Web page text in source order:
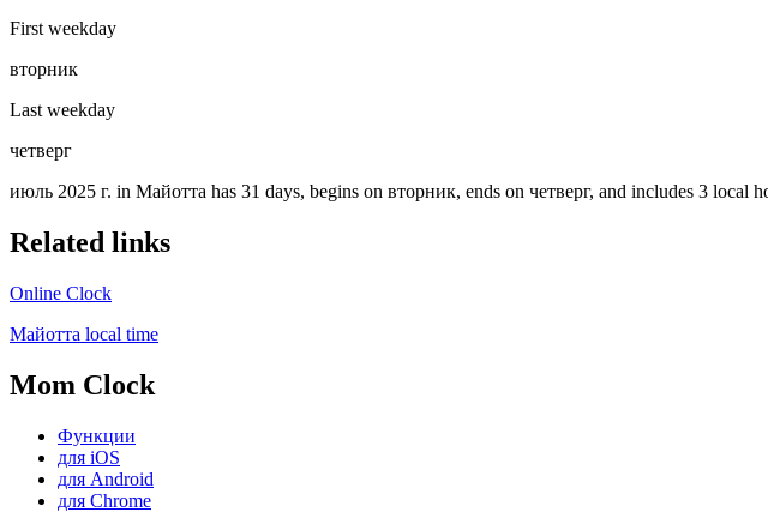
First weekday
вторник
Last weekday
четверг
июль 2025 г. in Майотта has 31 days, begins on вторник, ends on четверг, and includes 3 local
Related links
Online Clock
Майотта local time
Mom Clock
Функции
для iOS
для Android
для Chrome